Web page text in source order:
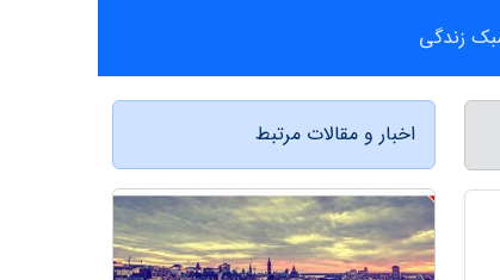
اخبار و مقالات مرتبط
زندگی